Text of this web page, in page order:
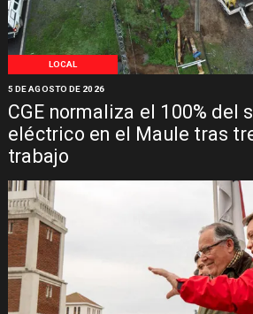
LOCAL
CGE normaliza el 100% del
eléctrico en el Maule tras
trabajo
5 DE AGOSTO DE 2026